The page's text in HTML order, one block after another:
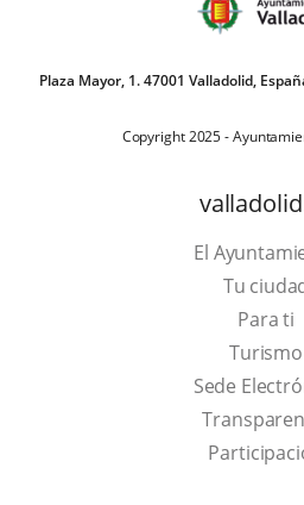
Plaza Mayor, 1. 47001 Valladolid,
Copyright 2025 -
El
Tu
Para ti
Turismo
Sede